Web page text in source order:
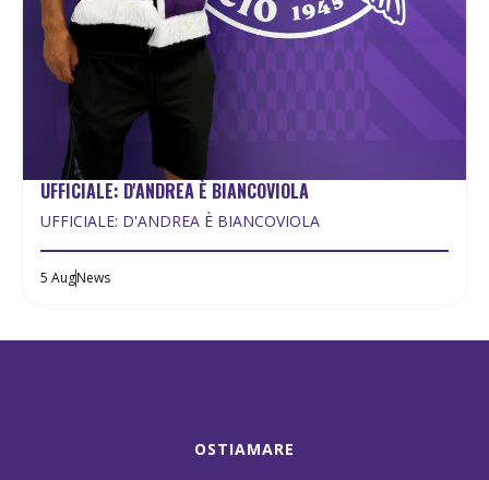
UFFICIALE: D'ANDREA È BIANCOVIOLA
UFFICIALE: D'ANDREA È BIANCOVIOLA
5 AugNews
OSTIAMARE